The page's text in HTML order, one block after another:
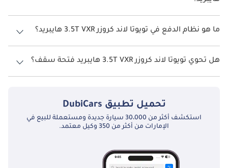
تتسع تويوتا لاند كروزر 3.5T VXR هايبريد لأ 7 أشخاص.
ما هو نظام الدفع في تويوتا لاند كروزر 3.5T VXR هايبريد؟
نظام الدفع في تويوتا لاند كروزر Four Wheel Drive 3.5T VXR هايبريد.
هل تحوي تويوتا لاند كروزر 3.5T VXR هايبريد فتحة سقف؟
نعم توفر تويوتا لاند كروزر 3.5T VXR هايبريد فتحة السقف كخيار.
تحميل تطبيق DubiCars
استكشف أكثر من 30،000 سيارة جديدة ومستعملة للبيع في
الإمارات من أكثر من 350 وكيل معتمد.